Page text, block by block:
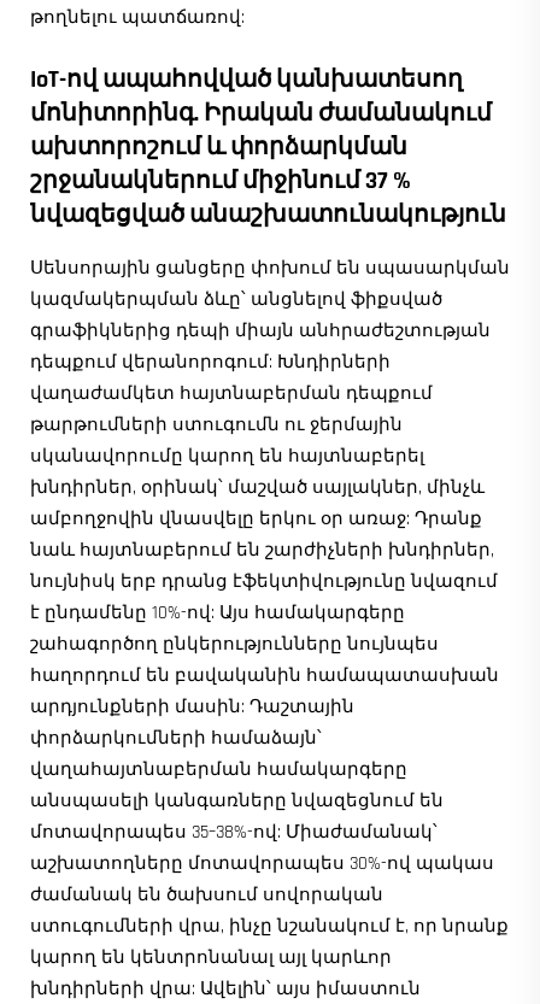
թողնելու պատճառով:
IoT-ով ապահովված կանխատեսող
մոնիտորինգ. Իրական ժամանակում
ախտորոշում և փորձարկման
շրջանակներում միջինում 37 %
նվազեցված անաշխատունակություն
Սենսորային ցանցերը փոխում են սպասարկման
կազմակերպման ձևը՝ անցնելով ֆիքսված
գրաֆիկներից դեպի միայն անհրաժեշտության
դեպքում վերանորոգում: Խնդիրների
վաղաժամկետ հայտնաբերման դեպքում
թարթումների ստուգումն ու ջերմային
սկանավորումը կարող են հայտնաբերել
խնդիրներ, օրինակ՝ մաշված սայլակներ, մինչև
ամբողջովին վնասվելը երկու օր առաջ: Դրանք
նաև հայտնաբերում են շարժիչների խնդիրներ,
նույնիսկ երբ դրանց էֆեկտիվությունը նվազում
է ընդամենը 10%-ով: Այս համակարգերը
շահագործող ընկերությունները նույնպես
հաղորդում են բավականին համապատասխան
արդյունքների մասին: Դաշտային
փորձարկումների համաձայն՝
վաղահայտնաբերման համակարգերը
անսպասելի կանգառները նվազեցնում են
մոտավորապես 35–38%-ով: Միաժամանակ՝
աշխատողները մոտավորապես 30%-ով պակաս
ժամանակ են ծախսում սովորական
ստուգումների վրա, ինչը նշանակում է, որ նրանք
կարող են կենտրոնանալ այլ կարևոր
խնդիրների վրա: Ավելին՝ այս իմաստուն